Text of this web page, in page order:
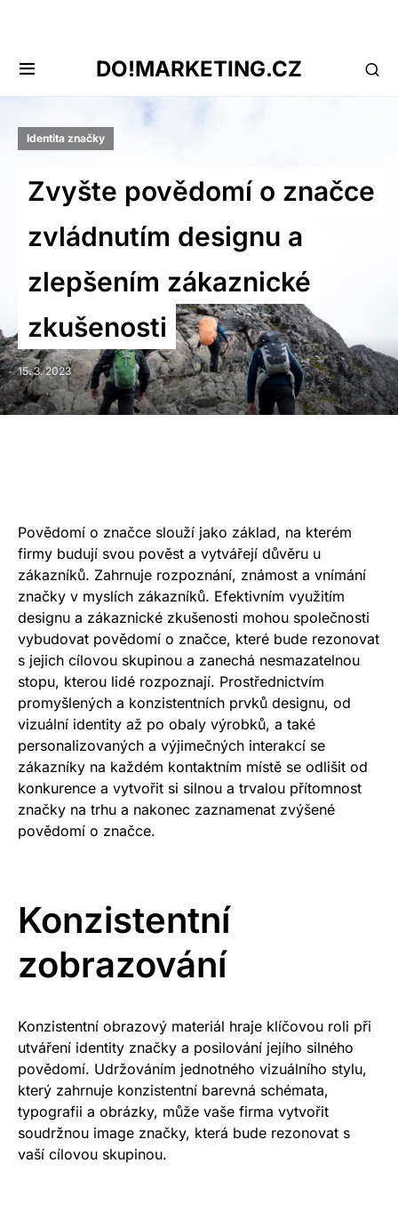
DO!MARKETING.CZ
Identita značky
Zvyšte povědomí o značce
zvládnutím designu a
zlepšením zákaznické
zkušenosti
15. 3. 2023
Povědomí o značce slouží jako základ, na kterém
firmy budují svou pověst a vytvářejí důvěru u
zákazníků. Zahrnuje rozpoznání, známost a vnímání
značky v myslích zákazníků. Efektivním využitím
designu a zákaznické zkušenosti mohou společnosti
vybudovat povědomí o značce, které bude rezonovat
s jejich cílovou skupinou a zanechá nesmazatelnou
stopu, kterou lidé rozpoznají. Prostřednictvím
promyšlených a konzistentních prvků designu, od
vizuální identity až po obaly výrobků, a také
personalizovaných a výjimečných interakcí se
zákazníky na každém kontaktním místě se odlišit od
konkurence a vytvořit si silnou a trvalou přítomnost
značky na trhu a nakonec zaznamenat zvýšené
povědomí o značce.
Konzistentní
zobrazování
Konzistentní obrazový materiál hraje klíčovou roli při
utváření identity značky a posilování jejího silného
povědomí. Udržováním jednotného vizuálního stylu,
který zahrnuje konzistentní barevná schémata,
typografii a obrázky, může vaše firma vytvořit
soudržnou image značky, která bude rezonovat s
vaší cílovou skupinou.